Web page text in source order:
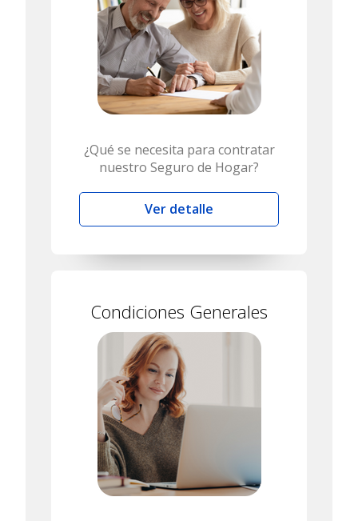
¿Qué se necesita para contratar
nuestro Seguro de Hogar?
Ver detalle
Condiciones Generales